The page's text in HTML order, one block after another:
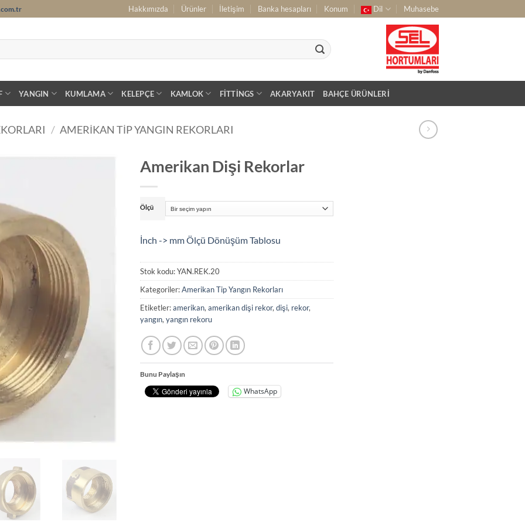
Hakkımızda Ürünler İletişim Banka hesapları Konum Dil Muhasebe
YANGIN KUMLAMA KELEPÇE KAMLOK FITTINGS AKARYAKIT BAHÇE ÜRÜNLERI
/ AMERIKAN TIP YANGIN REKORLARI
Amerikan Dişi Rekorlar
Ölçü
İnch -> mm Ölçü Dönüşüm Tablosu
Stok kodu:YAN.REK.20
Kategoriler:Amerikan Tip Yangın Rekorları
Etiketler:amerikan, amerikan dişi rekor, dişi, rekor,
yangın, yangın rekoru
Bunu Paylaşın
WhatsApp